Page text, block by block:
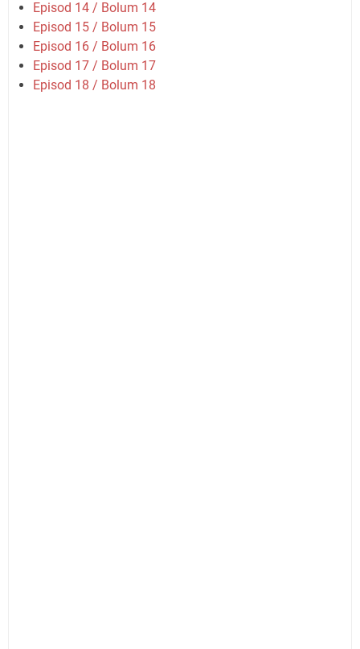
Episod 14 / Bolum 14
Episod 15 / Bolum 15
Episod 16 / Bolum 16
Episod 17 / Bolum 17
Episod 18 / Bolum 18